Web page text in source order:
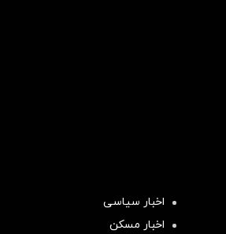
اخبار سیاسی
اخبار مسکن